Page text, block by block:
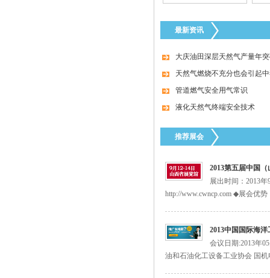
最新资讯
大庆油田深层天然气产量年
天然气燃烧不充分也会引起
管道燃气安全用气常识
液化天然气终端安全技术
推荐展会
2013第五届中国
展出时间：2013
http://www.cwncp.com ◆展会优
2013中国国际海
会议日期:2013年
油和石油化工设备工业协会 国